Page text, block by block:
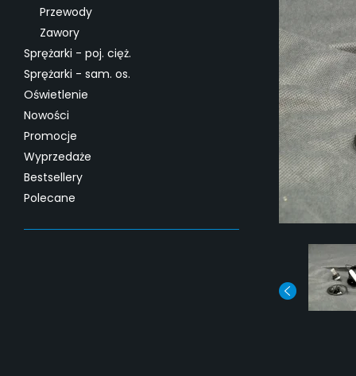
Przewody
Zawory
Sprężarki - poj. cięż.
Sprężarki - sam. os.
Oświetlenie
Nowości
Promocje
Wyprzedaże
Bestsellery
Polecane